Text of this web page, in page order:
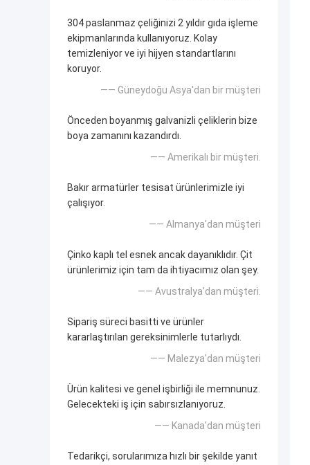
304 paslanmaz çeliğinizi 2 yıldır gıda işleme
ekipmanlarında kullanıyoruz. Kolay
temizleniyor ve iyi hijyen standartlarını
koruyor.
—— Güneydoğu Asya'dan bir müşteri
Önceden boyanmış galvanizli çeliklerin bize
boya zamanını kazandırdı.
—— Amerikalı bir müşteri.
Bakır armatürler tesisat ürünlerimizle iyi
çalışıyor.
—— Almanya'dan müşteri
Çinko kaplı tel esnek ancak dayanıklıdır. Çit
ürünlerimiz için tam da ihtiyacımız olan şey.
—— Avustralya'dan müşteri.
Sipariş süreci basitti ve ürünler
kararlaştırılan gereksinimlerle tutarlıydı.
—— Malezya'dan müşteri
Ürün kalitesi ve genel işbirliği ile memnunuz.
Gelecekteki iş için sabırsızlanıyoruz.
—— Kanada'dan müşteri
Tedarikçi, sorularımıza hızlı bir şekilde yanıt